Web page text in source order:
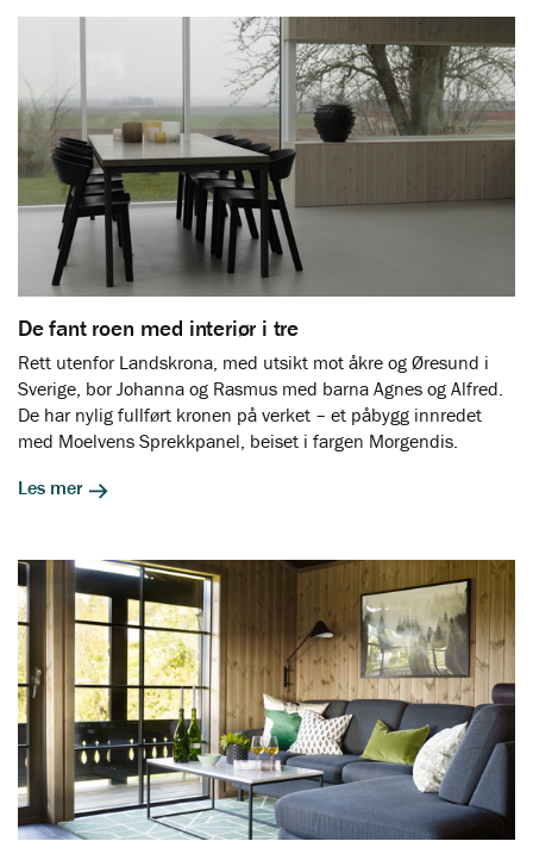
De fant roen med interiør i tre
Rett utenfor Landskrona, med utsikt mot åkre og Øresund i
Sverige, bor Johanna og Rasmus med barna Agnes og Alfred.
De har nylig fullført kronen på verket – et påbygg innredet
med Moelvens Sprekkpanel, beiset i fargen Morgendis.
Les mer